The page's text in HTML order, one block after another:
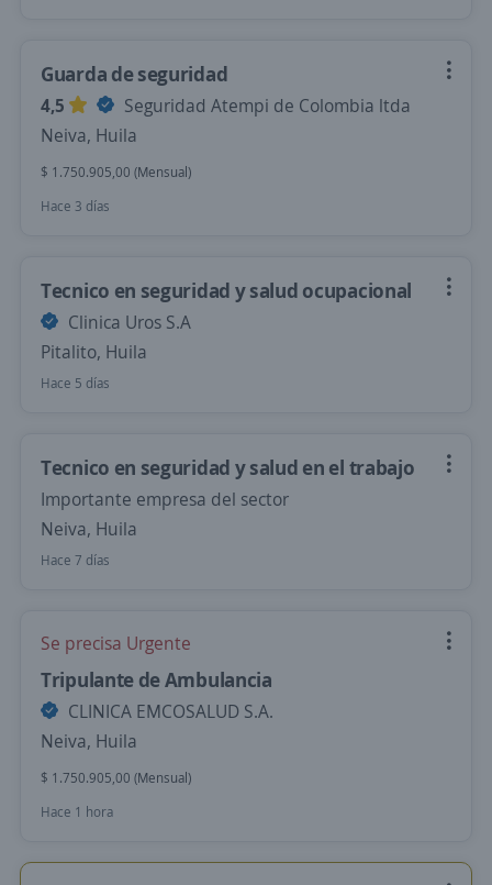
Guarda de seguridad
4,5
Seguridad Atempi de Colombia ltda
Neiva, Huila
$ 1.750.905,00 (Mensual)
Hace 3 días
Tecnico en seguridad y salud ocupacional
Clinica Uros S.A
Pitalito, Huila
Hace 5 días
Tecnico en seguridad y salud en el trabajo
Importante empresa del sector
Neiva, Huila
Hace 7 días
Se precisa Urgente
Tripulante de Ambulancia
CLINICA EMCOSALUD S.A.
Neiva, Huila
$ 1.750.905,00 (Mensual)
Hace 1 hora